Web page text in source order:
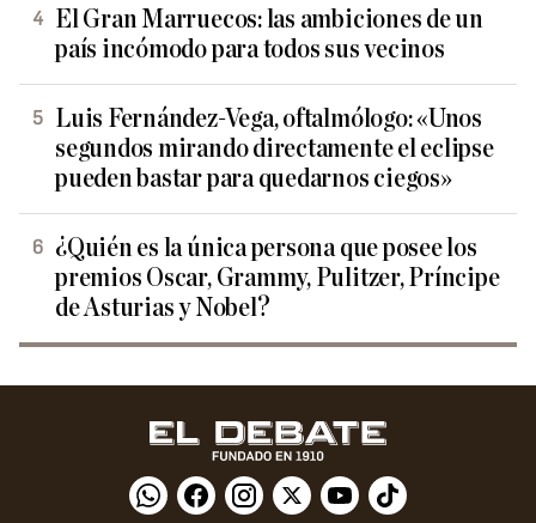
El Gran Marruecos: las ambiciones de un
país incómodo para todos sus vecinos
Luis Fernández-Vega, oftalmólogo: «Unos
segundos mirando directamente el eclipse
pueden bastar para quedarnos ciegos»
¿Quién es la única persona que posee los
premios Oscar, Grammy, Pulitzer, Príncipe
de Asturias y Nobel?